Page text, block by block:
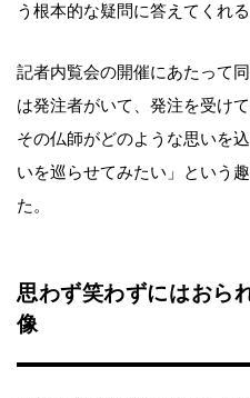
う根本的な疑問に答えてくれ
記者内覧会の開催にあたって
は発注者がいて、発注を受け
その仏師がどのような思いを
いを巡らせてみたい」という
た。
思わず笑わずにはおら
像